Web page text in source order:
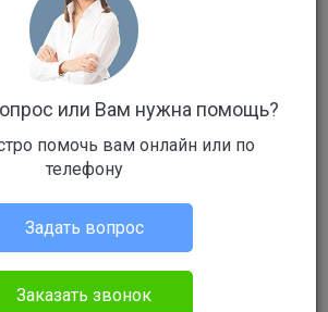
муж в декрете, но
отчисления в пфр не идут,
устроиться
где идут оьчисления в
или Вам нужна помощь?
помочь вам онлайн или по
телефону
Задать вопрос
Заказать звонок